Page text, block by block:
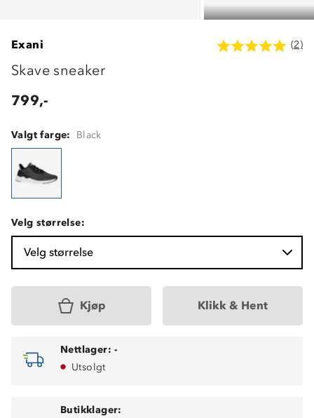
Exani (2)
Skave sneaker
799,-
Valgt farge: Black
Velg størrelse:
Velg størrelse
Kjøp Klikk & Hent
Nettlager: -
Utsolgt
Butikklager: